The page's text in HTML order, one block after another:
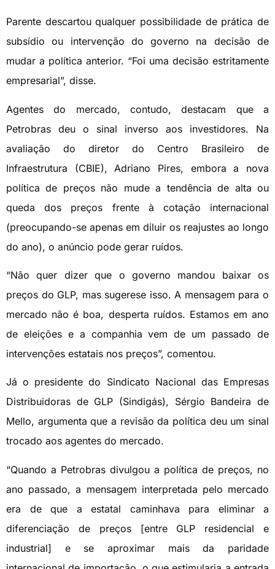
Parente descartou qualquer possibilidade de prática de
subsídio ou intervenção do governo na decisão de
mudar a política anterior. “Foi uma decisão estritamente
empresarial”, disse.
Agentes do mercado, contudo, destacam que a
Petrobras deu o sinal inverso aos investidores. Na
avaliação do diretor do Centro Brasileiro de
Infraestrutura (CBIE), Adriano Pires, embora a nova
política de preços não mude a tendência de alta ou
queda dos preços frente à cotação internacional
(preocupando-se apenas em diluir os reajustes ao longo
do ano), o anúncio pode gerar ruídos.
“Não quer dizer que o governo mandou baixar os
preços do GLP, mas sugerese isso. A mensagem para o
mercado não é boa, desperta ruídos. Estamos em ano
de eleições e a companhia vem de um passado de
intervenções estatais nos preços”, comentou.
Já o presidente do Sindicato Nacional das Empresas
Distribuidoras de GLP (Sindigás), Sérgio Bandeira de
Mello, argumenta que a revisão da política deu um sinal
trocado aos agentes do mercado.
“Quando a Petrobras divulgou a política de preços, no
ano passado, a mensagem interpretada pelo mercado
era de que a estatal caminhava para eliminar a
diferenciação de preços [entre GLP residencial e
industrial] e se aproximar mais da paridade